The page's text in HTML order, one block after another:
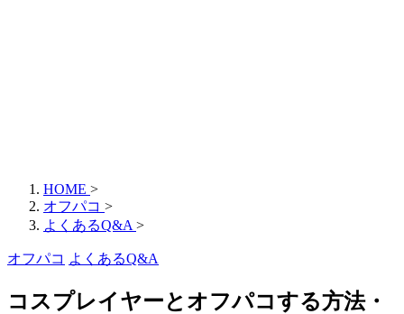
HOME >
オフパコ >
よくあるQ&A >
オフパコ よくあるQ&A
コスプレイヤーとオフパコする方法・